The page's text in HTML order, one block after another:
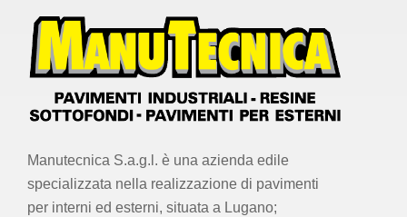
Manutecnica S.a.g.l. è una azienda edile
specializzata nella realizzazione di pavimenti
per interni ed esterni, situata a Lugano;